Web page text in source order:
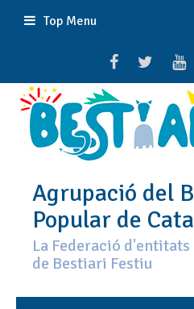
Top Menu
Agrupació del
Popular de
La Federació
de Bestiari Festiu